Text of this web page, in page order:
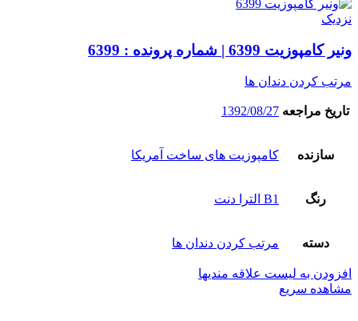
نزدیک
ونیر کامپوزیت 6399 | شماره پرونده : 6399
مرتب کردن دندان ها
تاریخ مراجعه 1392/08/27
سازنده کامپوزیت های ساخت آمریکا
رنگ B1 الترا دنت
دسته مرتب کردن دندان ها
افزودن به لیست علاقه مندیها
مشاهده سریع